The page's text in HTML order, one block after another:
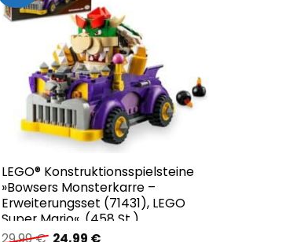
LEGO® Konstruktionsspielsteine
»Bowsers Monsterkarre –
Erweiterungsset (71431), LEGO
Super Mario«, (458 St.)
Ursprünglicher
Aktueller